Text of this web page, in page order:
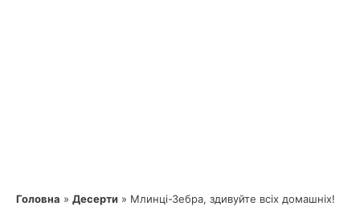
Головна » Десерти » Млинці-Зебра, здивуйте всіх домашніх!